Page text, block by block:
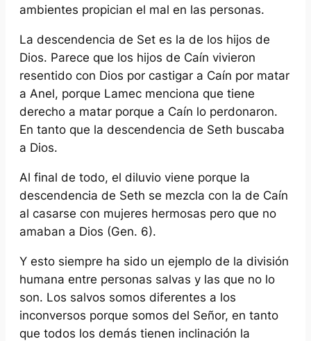
ambientes propician el mal en las personas.
La descendencia de Set es la de los hijos de
Dios. Parece que los hijos de Caín vivieron
resentido con Dios por castigar a Caín por matar
a Anel, porque Lamec menciona que tiene
derecho a matar porque a Caín lo perdonaron.
En tanto que la descendencia de Seth buscaba
a Dios.
Al final de todo, el diluvio viene porque la
descendencia de Seth se mezcla con la de Caín
al casarse con mujeres hermosas pero que no
amaban a Dios (Gen. 6).
Y esto siempre ha sido un ejemplo de la división
humana entre personas salvas y las que no lo
son. Los salvos somos diferentes a los
inconversos porque somos del Señor, en tanto
que todos los demás tienen inclinación la